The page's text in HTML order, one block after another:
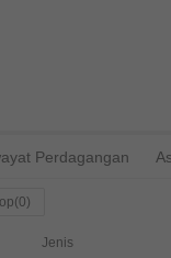
Perdagangan
Jenis